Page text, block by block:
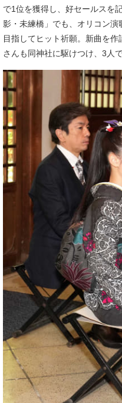
で1位を獲得し、好セールスを
影・未練橋」でも、オリコン
目指してヒット祈願。新曲を
さんも同神社に駆けつけ、3人